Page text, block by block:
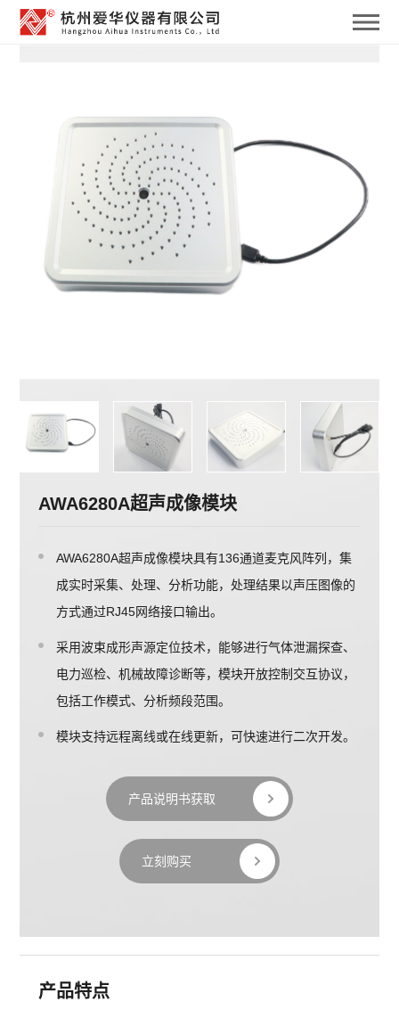
AWA6280A超声成像模块
AWA6280A超声成像模块具有136通道麦克风阵列，集
成实时采集、处理、分析功能，处理结果以声压图像的
方式通过RJ45网络接口输出。
采用波束成形声源定位技术，能够进行气体泄漏探查、
电力巡检、机械故障诊断等，模块开放控制交互协议，
包括工作模式、分析频段范围。
模块支持远程离线或在线更新，可快速进行二次开发。
产品说明书获取
立刻购买
产品特点